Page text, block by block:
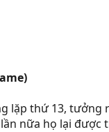
lặp thứ 13,
nữa họ lại